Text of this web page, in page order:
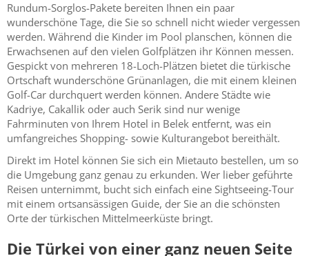
Rundum-Sorglos-Pakete bereiten Ihnen ein paar
wunderschöne Tage, die Sie so schnell nicht wieder vergessen
werden. Während die Kinder im Pool planschen, können die
Erwachsenen auf den vielen Golfplätzen ihr Können messen.
Gespickt von mehreren 18-Loch-Plätzen bietet die türkische
Ortschaft wunderschöne Grünanlagen, die mit einem kleinen
Golf-Car durchquert werden können. Andere Städte wie
Kadriye, Cakallik oder auch Serik sind nur wenige
Fahrminuten von Ihrem Hotel in Belek entfernt, was ein
umfangreiches Shopping- sowie Kulturangebot bereithält.
Direkt im Hotel können Sie sich ein Mietauto bestellen, um so
die Umgebung ganz genau zu erkunden. Wer lieber geführte
Reisen unternimmt, bucht sich einfach eine Sightseeing-Tour
mit einem ortsansässigen Guide, der Sie an die schönsten
Orte der türkischen Mittelmeerküste bringt.
Die Türkei von einer ganz neuen Seite